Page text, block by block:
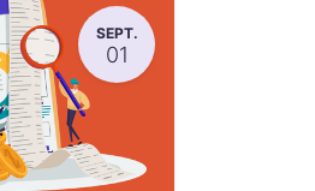
SEPT.
01